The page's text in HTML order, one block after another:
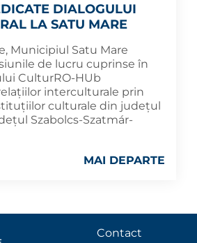
DIALOGULUI
LA SATU MARE
Municipiul Satu Mare
de lucru cuprinse în
CulturRO-HUb
interculturale prin
culturale din județul
Szabolcs-Szatmár-
MAI DEPARTE
Contact